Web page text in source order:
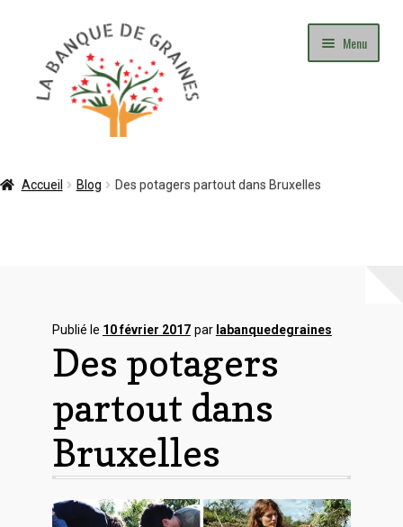
navigation
contenu
Menu
Contact
Accueil Blog Des potagers partout dans Bruxelles
Publié le 10 février 2017 par labanquedegraines
Des potagers
partout dans
Bruxelles